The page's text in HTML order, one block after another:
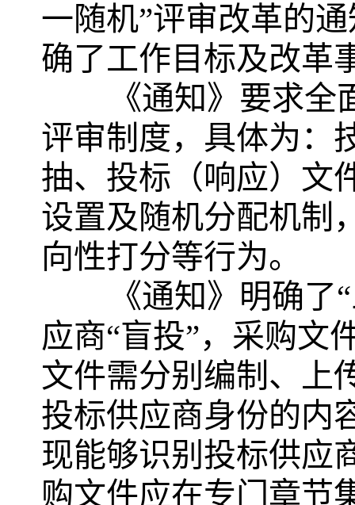
一随机”评审改革的
确了工作目标及改革
《通知》要求
评审制度，具体为：
抽、投标（响应）文
设置及随机分配机制
向性打分等行为。
《通知》明确
应商“盲投”，采购文
文件需分别编制、上
投标供应商身份的内
现能够识别投标供应
购文件应在专门章节